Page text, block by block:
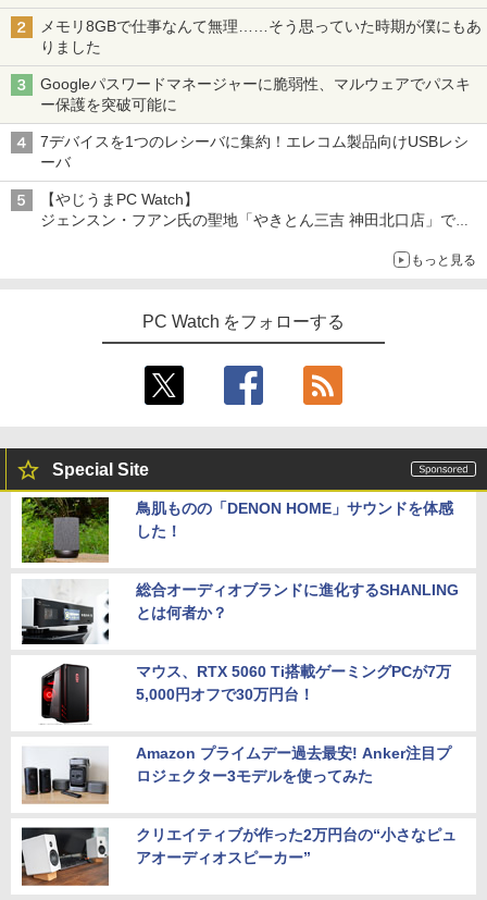
メモリ8GBで仕事なんて無理……そう思っていた時期が僕にもあ
りました
Googleパスワードマネージャーに脆弱性、マルウェアでパスキ
ー保護を突破可能に
7デバイスを1つのレシーバに集約！エレコム製品向けUSBレシ
ーバ
【やじうまPC Watch】
ジェンスン・フアン氏の聖地「やきとん三吉 神田北口店」で
～コース名を変更したのはNVIDIAに怒られたからではないもっと見る
PC Watch をフォローする
Special Site
鳥肌ものの「DENON HOME」サウンドを体感
した！
総合オーディオブランドに進化するSHANLING
とは何者か？
マウス、RTX 5060 Ti搭載ゲーミングPCが7万
5,000円オフで30万円台！
Amazon プライムデー過去最安! Anker注目プ
ロジェクター3モデルを使ってみた
クリエイティブが作った2万円台の“小さなピュ
アオーディオスピーカー”